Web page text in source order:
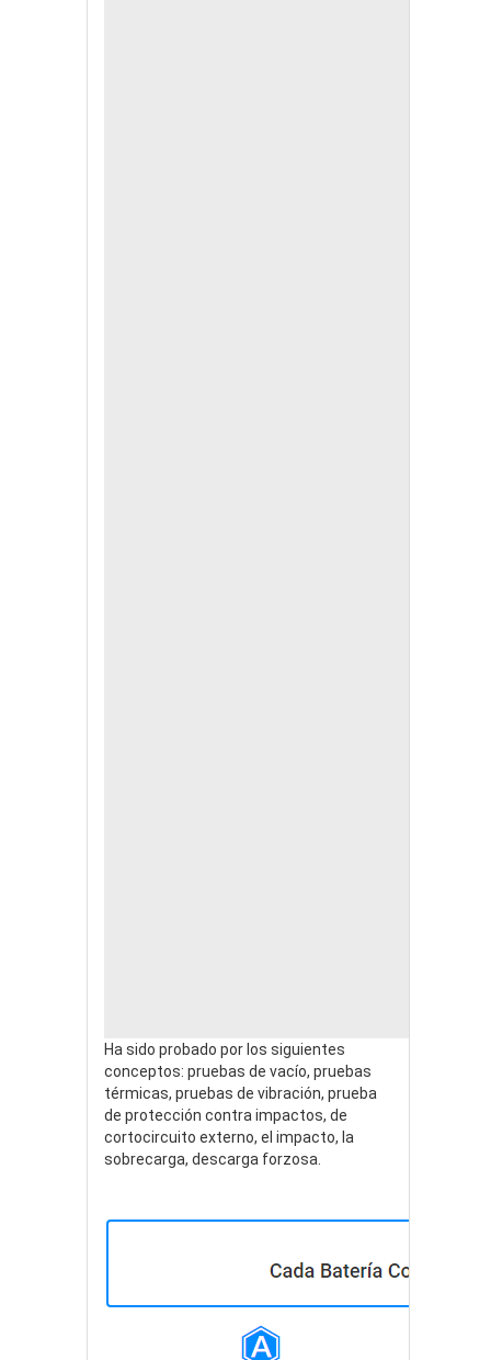
Ha sido probado por los siguientes
conceptos: pruebas de vacío, pruebas
térmicas, pruebas de vibración, prueba
de protección contra impactos, de
cortocircuito externo, el impacto, la
sobrecarga, descarga forzosa.